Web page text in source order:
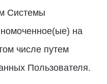
Системы
на
числе путем
Пользователя.